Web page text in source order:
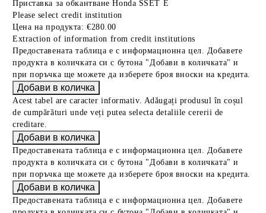
Приставка за обкантване Honda SSET E
Please select credit institution
Цена на продукта: €280.00
Extraction of information from credit institutions
Предоставената таблица е с информационна цел. Добавете
продукта в количката си с бутона "Добави в количката" и
при поръчка ще можете да изберете броя вноски на кредита.
Acest tabel are caracter informativ. Adăugați produsul în coșul
de cumpărături unde veți putea selecta detaliile cererii de
creditare.
Предоставената таблица е с информационна цел. Добавете
продукта в количката си с бутона "Добави в количката" и
при поръчка ще можете да изберете броя вноски на кредита.
Предоставената таблица е с информационна цел. Добавете